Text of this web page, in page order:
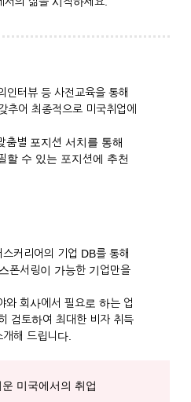
인터뷰 등 사전교육을 통해
추어 최종적으로 미국취업에
춤별 포지션 서치를 통해
할 수 있는 포지션에 추천
커리어의 기업 DB를 통해
폰서링이 가능한 기업만을
와 회사에서 필요로 하는 업
검토하여 최대한 비자 취득
해 드립니다.
미국에서의 취업